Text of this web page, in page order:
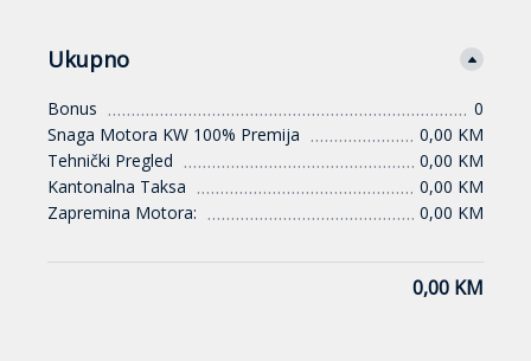
Ukupno
Bonus
0
Snaga Motora KW 100% Premija
0,00 KM
Tehnički Pregled
0,00 KM
Kantonalna Taksa
0,00 KM
Zapremina Motora:
0,00 KM
0,00 KM